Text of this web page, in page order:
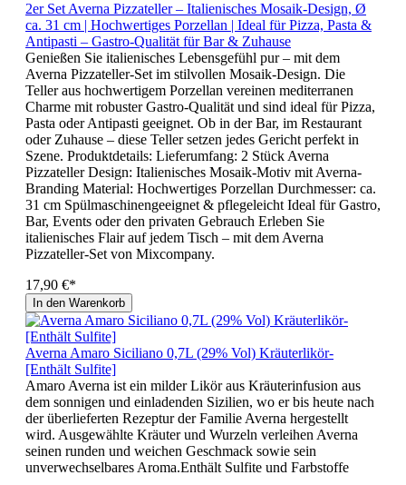
2er Set Averna Pizzateller – Italienisches Mosaik-Design, Ø
ca. 31 cm | Hochwertiges Porzellan | Ideal für Pizza, Pasta &
Antipasti – Gastro-Qualität für Bar & Zuhause
Genießen Sie italienisches Lebensgefühl pur – mit dem
Averna Pizzateller-Set im stilvollen Mosaik-Design. Die
Teller aus hochwertigem Porzellan vereinen mediterranen
Charme mit robuster Gastro-Qualität und sind ideal für Pizza,
Pasta oder Antipasti geeignet. Ob in der Bar, im Restaurant
oder Zuhause – diese Teller setzen jedes Gericht perfekt in
Szene. Produktdetails: Lieferumfang: 2 Stück Averna
Pizzateller Design: Italienisches Mosaik-Motiv mit Averna-
Branding Material: Hochwertiges Porzellan Durchmesser: ca.
31 cm Spülmaschinengeeignet & pflegeleicht Ideal für Gastro,
Bar, Events oder den privaten Gebrauch Erleben Sie
italienisches Flair auf jedem Tisch – mit dem Averna
Pizzateller-Set von Mixcompany.
17,90 €*
In den Warenkorb
Averna Amaro Siciliano 0,7L (29% Vol) Kräuterlikör-
[Enthält Sulfite]
Amaro Averna ist ein milder Likör aus Kräuterinfusion aus
dem sonnigen und einladenden Sizilien, wo er bis heute nach
der überlieferten Rezeptur der Familie Averna hergestellt
wird. Ausgewählte Kräuter und Wurzeln verleihen Averna
seinen runden und weichen Geschmack sowie sein
unverwechselbares Aroma.Enthält Sulfite und Farbstoffe